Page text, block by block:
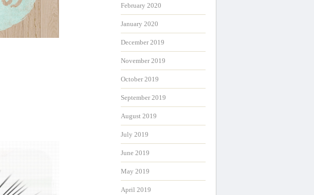
February 2020
January 2020
December 2019
November 2019
October 2019
September 2019
August 2019
July 2019
June 2019
May 2019
April 2019